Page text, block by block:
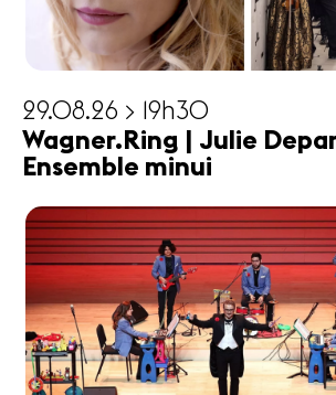
29.08.26 > 19h30
Wagner.Ring | Julie
Ensemble minui